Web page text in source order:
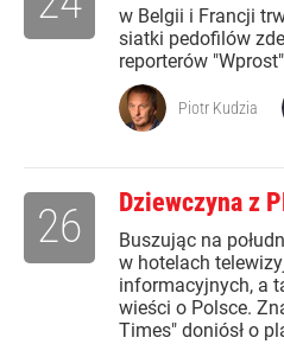
w Belgii i Francji
siatki pedofilów
reporterów
Piotr Kudzia
Dziewczyna z
Buszując na
w hotelach
informacyjnych, a
wieści o Polsce.
Times" doniósł o
26